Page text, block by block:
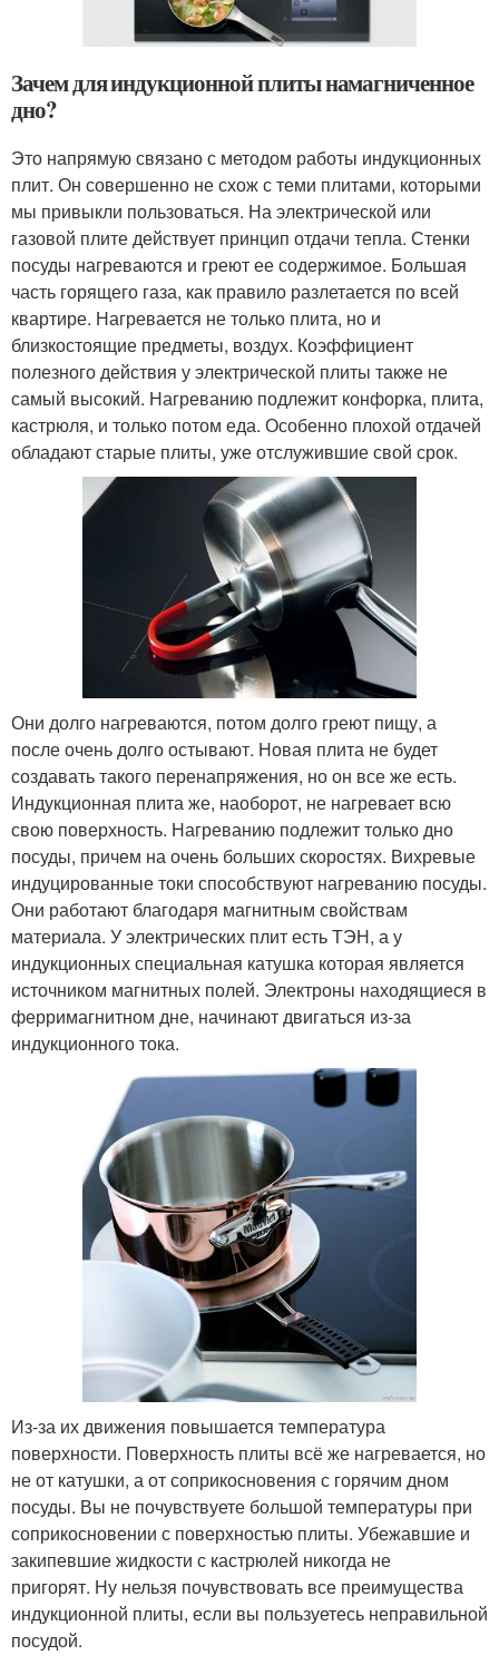
Зачем для индукционной плиты намагниченное
дно?
Это напрямую связано с методом работы индукционных
плит. Он совершенно не схож с теми плитами, которыми
мы привыкли пользоваться. На электрической или
газовой плите действует принцип отдачи тепла. Стенки
посуды нагреваются и греют ее содержимое. Большая
часть горящего газа, как правило разлетается по всей
квартире. Нагревается не только плита, но и
близкостоящие предметы, воздух. Коэффициент
полезного действия у электрической плиты также не
самый высокий. Нагреванию подлежит конфорка, плита,
кастрюля, и только потом еда. Особенно плохой отдачей
обладают старые плиты, уже отслужившие свой срок.
Они долго нагреваются, потом долго греют пищу, а
после очень долго остывают. Новая плита не будет
создавать такого перенапряжения, но он все же есть.
Индукционная плита же, наоборот, не нагревает всю
свою поверхность. Нагреванию подлежит только дно
посуды, причем на очень больших скоростях. Вихревые
индуцированные токи способствуют нагреванию посуды.
Они работают благодаря магнитным свойствам
материала. У электрических плит есть ТЭН, а у
индукционных специальная катушка которая является
источником магнитных полей. Электроны находящиеся в
ферримагнитном дне, начинают двигаться из-за
индукционного тока.
Из-за их движения повышается температура
поверхности. Поверхность плиты всё же нагревается, но
не от катушки, а от соприкосновения с горячим дном
посуды. Вы не почувствуете большой температуры при
соприкосновении с поверхностью плиты. Убежавшие и
закипевшие жидкости с кастрюлей никогда не
пригорят. Ну нельзя почувствовать все преимущества
индукционной плиты, если вы пользуетесь неправильной
посудой.